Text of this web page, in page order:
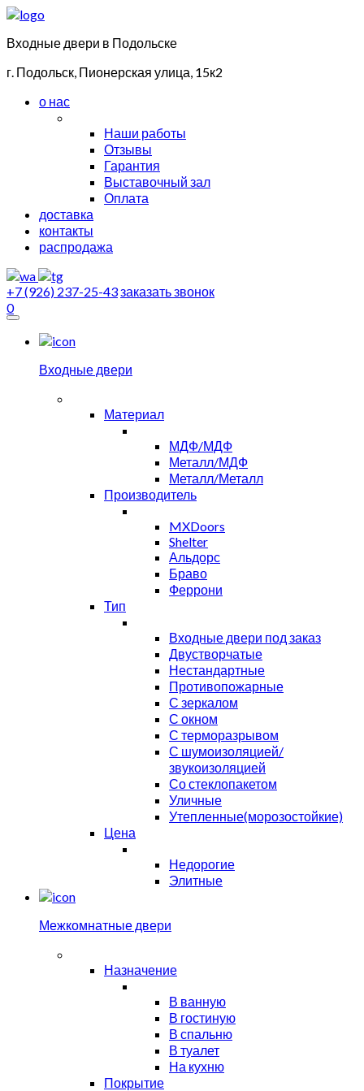
Входные двери в Подольске
г. Подольск, Пионерская улица, 15к2
о нас
Наши работы
Отзывы
Гарантия
Выставочный зал
Оплата
доставка
контакты
распродажа
+7 (926) 237-25-43заказать звонок
0
Входные двери
Материал
МДФ/МДФ
Металл/МДФ
Металл/Металл
Производитель
MXDoors
Shelter
Альдорс
Браво
Феррони
Тип
Входные двери под заказ
Двустворчатые
Нестандартные
Противопожарные
С зеркалом
С окном
С терморазрывом
С шумоизоляцией/
звукоизоляцией
Со стеклопакетом
Уличные
Утепленные(морозостойкие)
Цена
Недорогие
Элитные
Межкомнатные двери
Назначение
В ванную
В гостиную
В спальню
В туалет
На кухню
Покрытие